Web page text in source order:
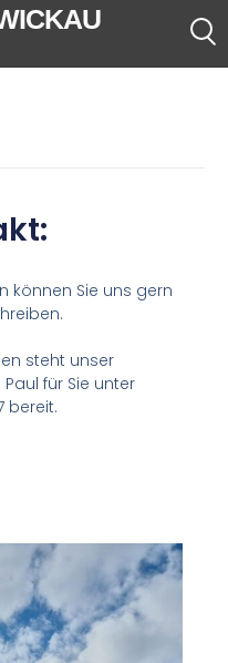
können Sie uns gern
steht unser
für Sie unter
bereit.